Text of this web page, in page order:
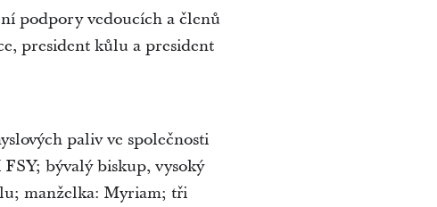
podpory vedoucích a členů
president kůlu a president
paliv ve společnosti
bývalý biskup, vysoký
manželka: Myriam; tři